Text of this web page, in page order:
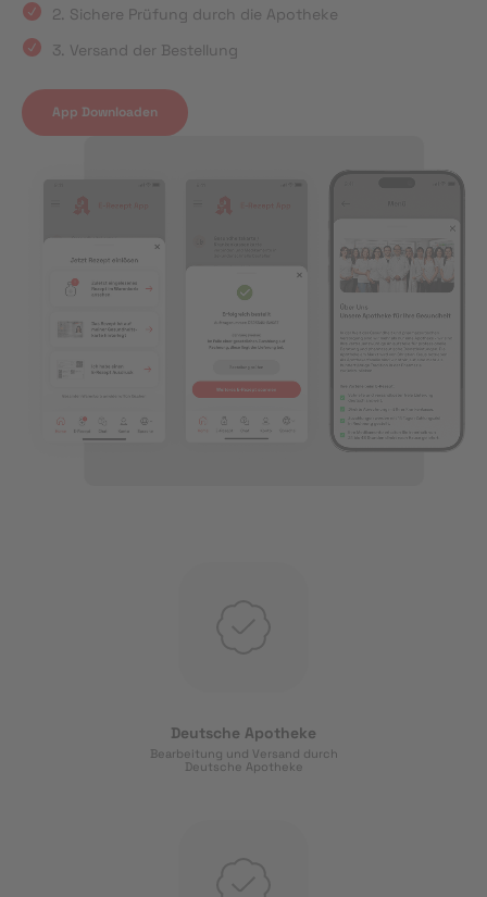
2. Sichere Prüfung durch die Apotheke
3. Versand der Bestellung
App Downloaden
Deutsche Apotheke
Bearbeitung und Versand durch
Deutsche Apotheke